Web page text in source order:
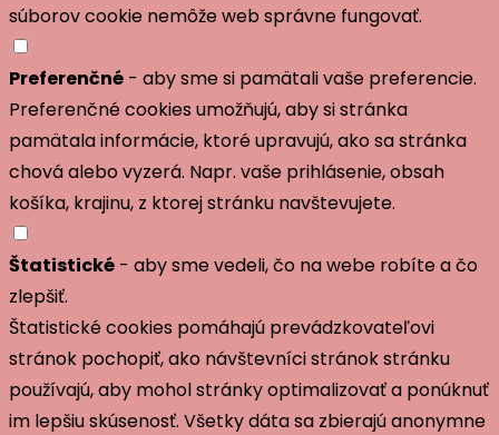
súborov cookie nemôže web správne fungovať.
Preferenčné - aby sme si pamätali vaše preferencie.
Preferenčné cookies umožňujú, aby si stránka
pamätala informácie, ktoré upravujú, ako sa stránka
chová alebo vyzerá. Napr. vaše prihlásenie, obsah
košíka, krajinu, z ktorej stránku navštevujete.
Štatistické - aby sme vedeli, čo na webe robíte a čo
zlepšiť.
Štatistické cookies pomáhajú prevádzkovateľovi
stránok pochopiť, ako návštevníci stránok stránku
používajú, aby mohol stránky optimalizovať a ponúknuť
im lepšiu skúsenosť. Všetky dáta sa zbierajú anonymne